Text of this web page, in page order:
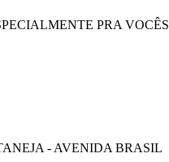
PRA VOCÊS
- AVENIDA BRASIL